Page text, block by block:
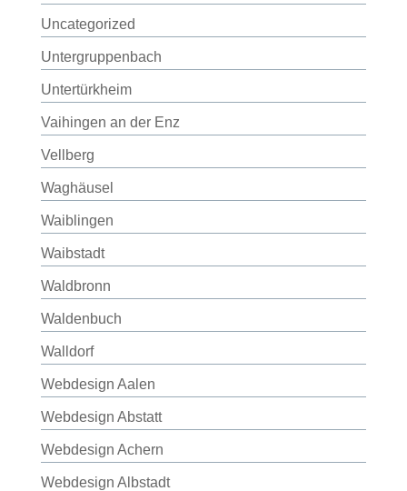
Uncategorized
Untergruppenbach
Untertürkheim
Vaihingen an der Enz
Vellberg
Waghäusel
Waiblingen
Waibstadt
Waldbronn
Waldenbuch
Walldorf
Webdesign Aalen
Webdesign Abstatt
Webdesign Achern
Webdesign Albstadt